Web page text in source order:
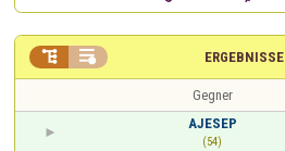
ERGEBNISSE
 
Gegner
AJESEP
(54)